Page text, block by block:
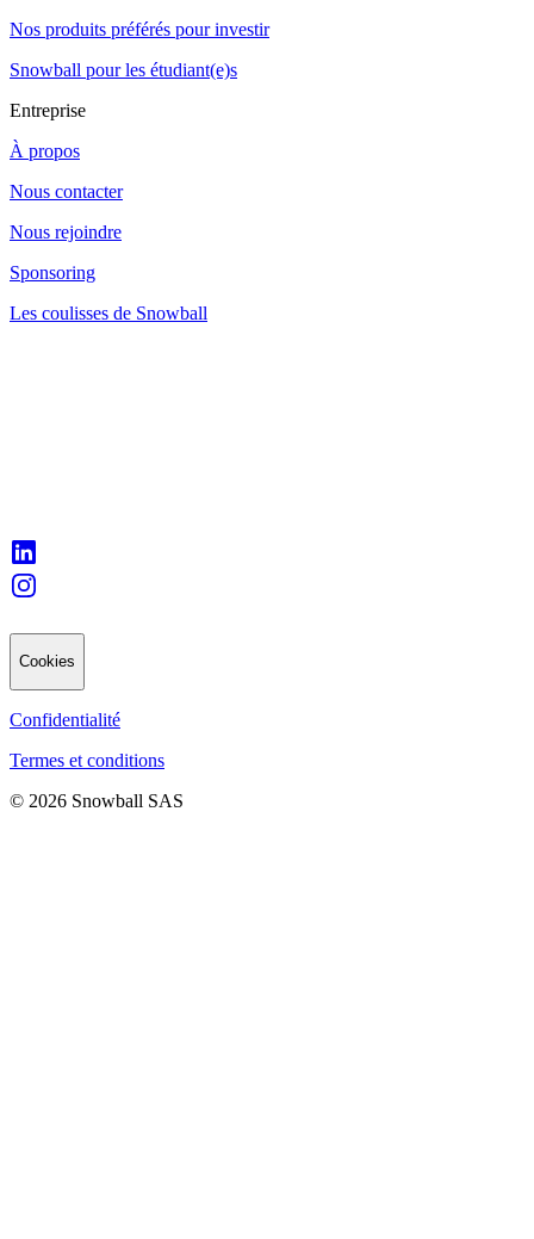
Nos produits préférés pour investir
Snowball pour les étudiant(e)s
Entreprise
À propos
Nous contacter
Nous rejoindre
Sponsoring
Les coulisses de Snowball
Cookies
Confidentialité
Termes et conditions
© 2026 Snowball SAS